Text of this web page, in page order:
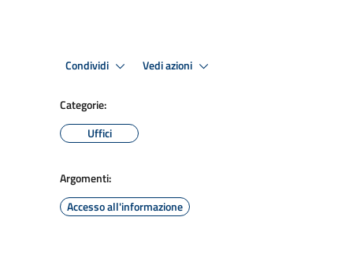
Condividi Vedi azioni
Categorie:
Uffici
Argomenti:
Accesso all'informazione